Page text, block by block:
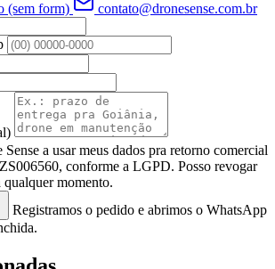
(sem form)
contato@dronesense.com.br
a usar meus dados pra retorno comercial
conforme a LGPD. Posso revogar
qualquer momento.
Registramos o pedido e abrimos o WhatsApp